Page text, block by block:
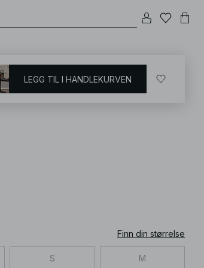
vide
Finn din størrelse
S M
LEGG TIL I HANDLEKURVEN